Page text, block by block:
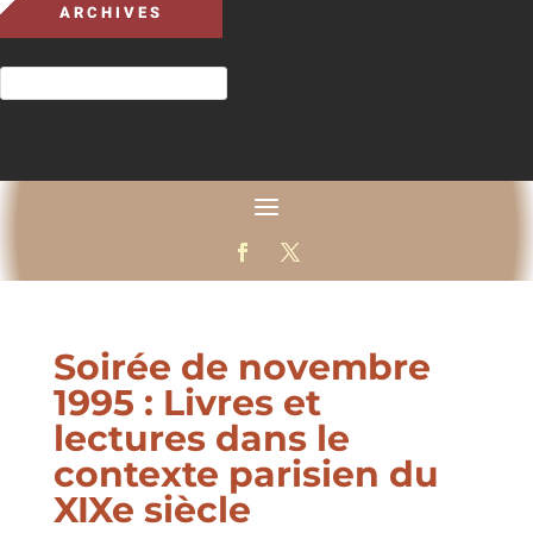
ARCHIVES
Soirée de novembre
1995 : Livres et
lectures dans le
contexte parisien du
XIXe siècle